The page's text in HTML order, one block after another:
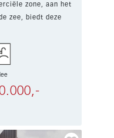
zone, aan het
zee, biedt deze